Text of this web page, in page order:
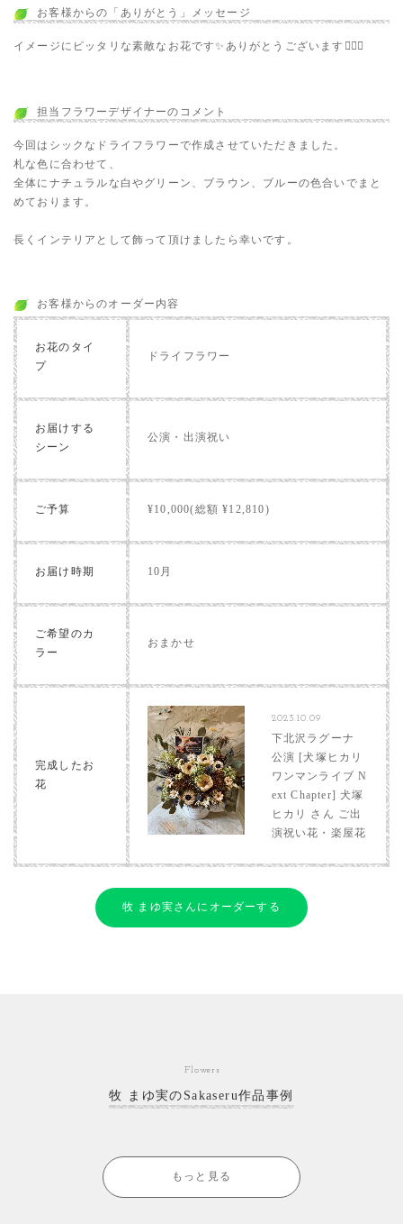
お客様からの「ありがとう」メッセージ
イメージにピッタリな素敵なお花です✨ありがとうございます🙇🏻‍♀️
担当フラワーデザイナーのコメント
今回はシックなドライフラワーで作成させていただきました。
札な色に合わせて、
全体にナチュラルな白やグリーン、ブラウン、ブルーの色合いでまと
めております。
長くインテリアとして飾って頂けましたら幸いです。
お客様からのオーダー内容
お花のタイ
プ
ドライフラワー
お届けする
シーン
公演・出演祝い
ご予算 ¥10,000(総額 ¥12,810)
お届け時期 10月
ご希望のカ
ラー
おまかせ
完成したお
花
2023.10.09
下北沢ラグーナ
公演 [犬塚ヒカリ
ワンマンライブ N
ext Chapter] 犬塚
ヒカリ さん ご出
演祝い花・楽屋花
牧 まゆ実さんにオーダーする
Flowers
牧 まゆ実のSakaseru作品事例
もっと見る